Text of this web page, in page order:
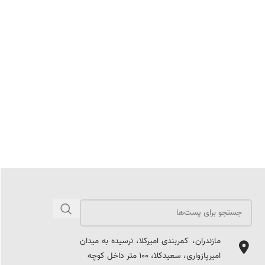
مازندران، کمربندی امیرکلا، نرسیده به میدان
امیرپازواری، سعیدکلا، 100 متر داخل کوچه